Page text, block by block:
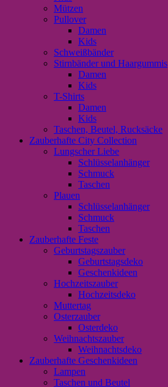
Mützen
Pullover
Damen
Kids
Schweißbänder
Stirnbänder und Haargummis
Damen
Kids
T-Shirts
Damen
Kids
Taschen, Beutel, Rucksäcke
Zauberhafte City Collection
Lungscher Liebe
Schlüsselanhänger
Schmuck
Taschen
Plauen
Schlüsselanhänger
Schmuck
Taschen
Zauberhafte Feste
Geburtstagszauber
Geburtstagsdeko
Geschenkideen
Hochzeitszauber
Hochzeitsdeko
Muttertag
Osterzauber
Osterdeko
Weihnachtszauber
Weihnachtsdeko
Zauberhafte Geschenkideen
Lampen
Taschen und Beutel